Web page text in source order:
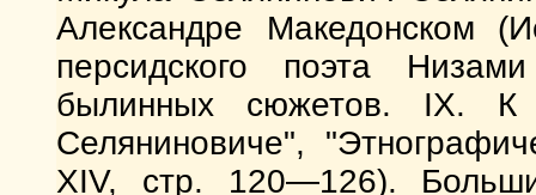
Александре Македонском
персидского поэта
былинных сюжетов. IX. К
Селяниновиче",
XIV, стр. 120—126).